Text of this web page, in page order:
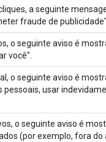
a seguinte
fraude de publicidade".
o seguinte aviso é
você".
o seguinte aviso é
usar
o seguinte aviso é
(por exemplo, fora do